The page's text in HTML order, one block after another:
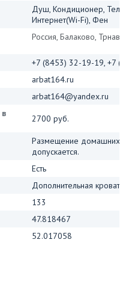
Душ, Кондиционер,
Интернет(Wi-Fi), Фен
Россия, Балаково,
+7 (8453) 32-19-19, +7
arbat164.ru
arbat164@yandex.ru
2700 руб.
Размещение домашних
допускается.
Есть
Дополнительная
133
47.818467
52.017058